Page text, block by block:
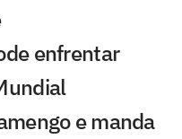
enfrentar
e manda